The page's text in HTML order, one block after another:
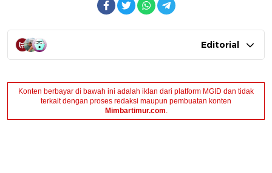
Editorial
Konten berbayar di bawah ini adalah iklan dari platform MGID dan tidak
terkait dengan proses redaksi maupun pembuatan konten
Mimbartimur.com